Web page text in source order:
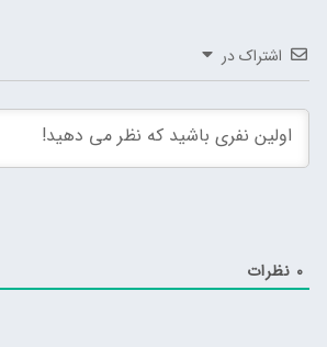
اشتراک در
0 نظرات